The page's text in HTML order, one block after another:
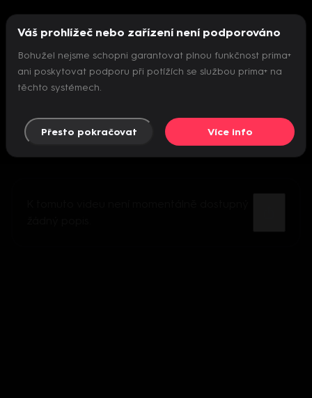
Nepodařilo se inicializovat přehrávač
Váš prohlížeč nebo zařízení není podporováno
Bohužel nejsme schopni garantovat plnou funkčnost prima+
ani poskytovat podporu při potížích se službou prima+ na
těchto systémech.
Přesto pokračovat Více info